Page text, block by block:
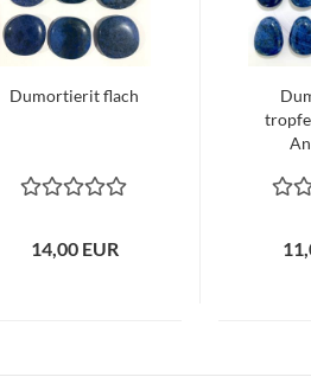
Dumortierit flach
14,00 EUR